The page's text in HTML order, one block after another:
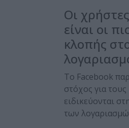
Οι
είναι οι
κλοπής
To Facebook
στόχος για
ειδικεύονται
των